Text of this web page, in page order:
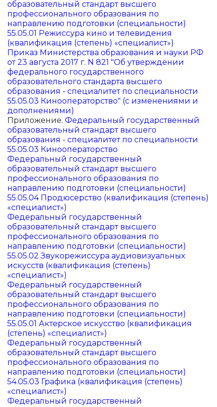
образовательный стандарт высшего
профессионального образования по
направлению подготовки (специальности)
55.05.01 Режиссура кино и телевидения
(квалификация (степень) «специалист»)
Приказ Министерства образования и науки РФ
от 23 августа 2017 г. N 821 "Об утверждении
федерального государственного
образовательного стандарта высшего
образования - специалитет по специальности
55.05.03 Кинооператорство" (с изменениями и
дополнениями)
Приложение. Федеральный государственный
образовательный стандарт высшего
образования - специалитет по специальности
55.05.03 Кинооператорство
Федеральный государственный
образовательный стандарт высшего
профессионального образования по
направлению подготовки (специальности)
55.05.04 Продюсерство (квалификация (степень)
«специалист»)
Федеральный государственный
образовательный стандарт высшего
профессионального образования по
направлению подготовки (специальности)
55.05.02 Звукорежиссура аудиовизуальных
искусств (квалификация (степень)
«специалист»)
Федеральный государственный
образовательный стандарт высшего
профессионального образования по
направлению подготовки (специальности)
55.05.01 Актерское искусство (квалификация
(степень) «специалист»)
Федеральный государственный
образовательный стандарт высшего
профессионального образования по
направлению подготовки (специальности)
54.05.03 Графика (квалификация (степень)
«специалист»)
Федеральный государственный